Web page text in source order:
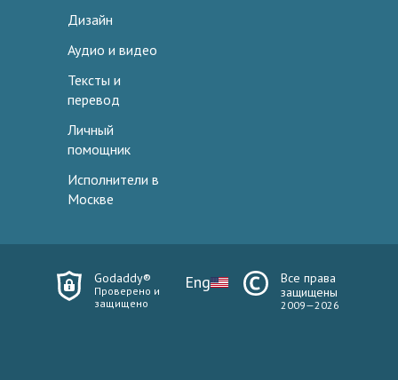
Дизайн
Аудио и видео
Тексты и
перевод
Личный
помощник
Исполнители в
Москве
Godaddy®
Проверено и
защищено
Eng
Все права
защищены
2009—2026